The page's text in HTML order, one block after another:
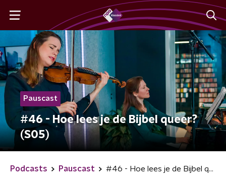
Pauscast
#46 - Hoe lees je de Bijbel queer?
(S05)
Podcasts Pauscast #46 - Hoe lees je de Bijbel queer? (S05)